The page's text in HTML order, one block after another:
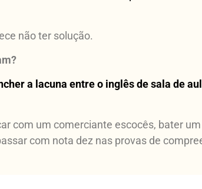
não ter solução.
a lacuna entre o inglês de sala de
com um comerciante escocês, bater
com nota dez nas provas de